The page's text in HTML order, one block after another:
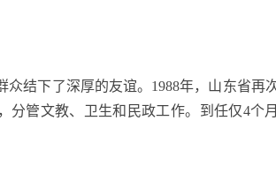
结下了深厚的友谊。 1988年，山东省再
分管文教、卫生和民政工作。到任仅4个